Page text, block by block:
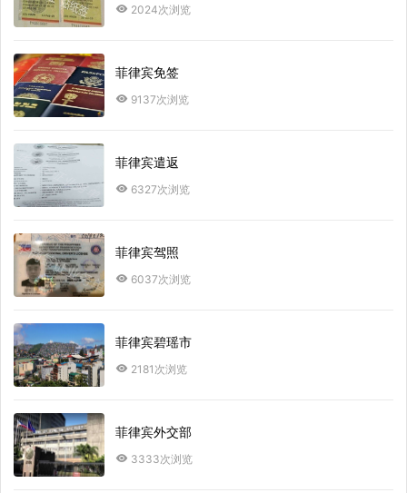
2024次浏览
菲律宾免签
9137次浏览
菲律宾遣返
6327次浏览
菲律宾驾照
6037次浏览
菲律宾碧瑶市
2181次浏览
菲律宾外交部
3333次浏览